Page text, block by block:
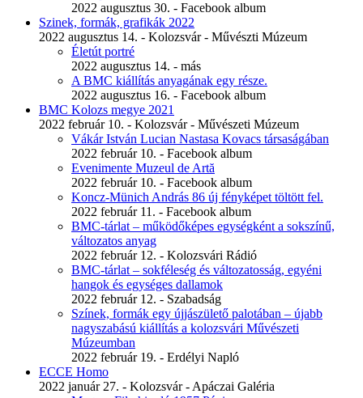
2022 augusztus 30. - Facebook album
Szinek, formák, grafikák 2022
2022 augusztus 14. - Kolozsvár - Művészti Múzeum
Életút portré
2022 augusztus 14. - más
A BMC kiállítás anyagának egy része.
2022 augusztus 16. - Facebook album
BMC Kolozs megye 2021
2022 február 10. - Kolozsvár - Művészeti Múzeum
Vákár István Lucian Nastasa Kovacs társaságában
2022 február 10. - Facebook album
Evenimente Muzeul de Artă
2022 február 10. - Facebook album
Koncz-Münich András 86 új fényképet töltött fel.
2022 február 11. - Facebook album
BMC-tárlat – működőképes egységként a sokszínű,
változatos anyag
2022 február 12. - Kolozsvári Rádió
BMC-tárlat – sokféleség és változatosság, egyéni
hangok és egységes dallamok
2022 február 12. - Szabadság
Színek, formák egy újjászülető palotában – újabb
nagyszabású kiállítás a kolozsvári Művészeti
Múzeumban
2022 február 19. - Erdélyi Napló
ECCE Homo
2022 január 27. - Kolozsvár - Apáczai Galéria